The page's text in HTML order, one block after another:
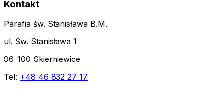
Kontakt
Parafia św. Stanisława B.M.
ul. Św. Stanisława 1
96-100 Skierniewice
Tel: +48 46 832 27 17